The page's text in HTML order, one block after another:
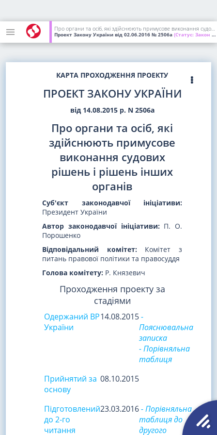
Про органи та осіб, які здійснюють примусове виконання судових рішень і рішень інших органів
Проект Закону України від 02.06.2016 № 2506а (Статус: Закон України; підписаний Президентом України)
КАРТА ПРОХОДЖЕННЯ ПРОЕКТУ
ПРОЕКТ ЗАКОНУ УКРАЇНИ
від 14.08.2015 р. N 2506а
Про органи та осіб, які
здійснюють примусове
виконання судових
рішень і рішень інших
органів
Суб'єкт законодавчої ініціативи:
Президент України
Автор законодавчої ініціативи:П. О.
Порошенко
Відповідальний комітет:Комітет з
питань правової політики та правосуддя
Голова комітету: Р. Князевич
Проходження проекту за
стадіями
Одержаний ВР
України
14.08.2015-
Пояснювальна
записка
- Порівняльна
таблиця
Прийнятий за
основу
08.10.2015
Підготовлений
до 2-го
читання
23.03.2016- Порівняльна
таблиця до
другого